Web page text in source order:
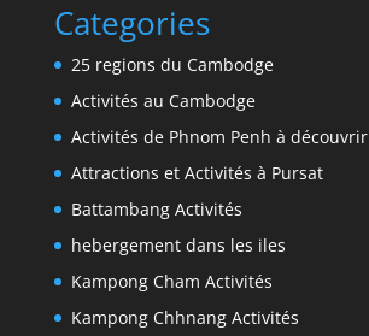
Categories
25 regions du Cambodge
Activités au Cambodge
Activités de Phnom Penh à découvrir
Attractions et Activités à Pursat
Battambang Activités
hebergement dans les iles
Kampong Cham Activités
Kampong Chhnang Activités